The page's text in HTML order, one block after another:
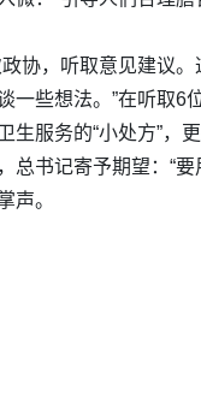
协，听取意见建议
一些想法。”在听取6
生服务的“小处方”，
总书记寄予期望：“
声。